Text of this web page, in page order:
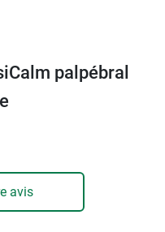
cutanée
qui va
de Lipides
de ceux de la
de la barrière
palpébral
avis